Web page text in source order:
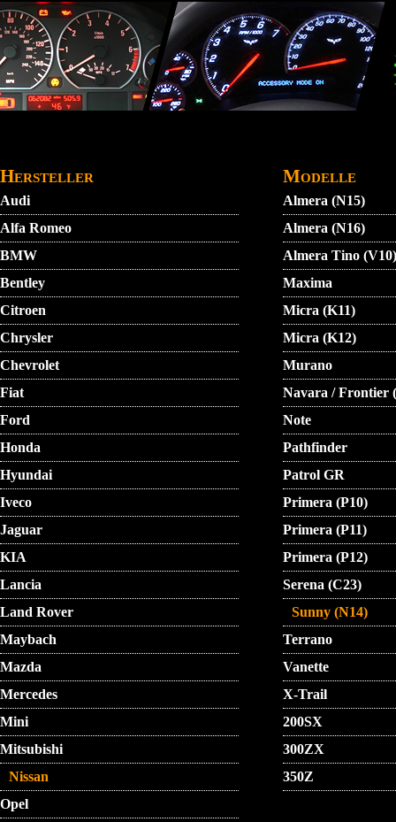
Direkt zum Inhalt
Hersteller
Audi
Alfa Romeo
BMW
Bentley
Citroen
Chrysler
Chevrolet
Fiat
Ford
Honda
Hyundai
Iveco
Jaguar
KIA
Lancia
Land Rover
Maybach
Mazda
Mercedes
Mini
Mitsubishi
Nissan
Opel
Modelle
Almera (N15)
Almera (N16)
Almera Tino (V10)
Maxima
Micra (K11)
Micra (K12)
Murano
Navara / Frontier
Note
Pathfinder
Patrol GR
Primera (P10)
Primera (P11)
Primera (P12)
Serena (C23)
Sunny (N14)
Terrano
Vanette
X-Trail
200SX
300ZX
350Z